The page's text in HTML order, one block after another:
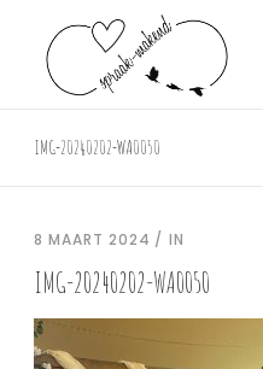
IMG-20240202-WA0050
8 MAART 2024 IN
IMG-20240202-WA0050